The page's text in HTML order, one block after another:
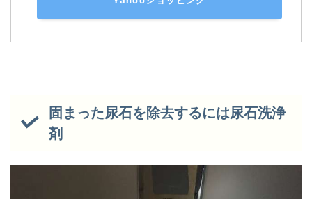
固まった尿石を除去するには尿石洗浄
剤